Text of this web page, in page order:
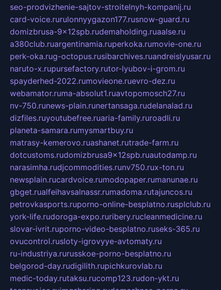
seo-prodvizhenie-sajtov-stroitelnyh-kompanij.ru
card-voice.rurulonnyygazon177.rusnow-guard.ru
domizbrusa-9x12spb.rudemaholding.ruaalse.ru
a380club.ruargentinamia.ruperkoka.rumovie-one.ru
perk-oka.rug-octopus.rusibarchives.ruandreislyusar.ru
naruto-x.rupursefactory.rutor-lyubov-i-grom.ru
spayderhed-2022.rumovieone.ruevro-dez.ru
webamator.ruma-absolut1.ruavtopomosch27.ru
nv-750.runews-plain.runertansaga.rudelanalad.ru
dizfiles.ruyoutubefree.ruaria-family.ruroadli.ru
planeta-samara.rumysmartbuy.ru
matrasy-kemerovo.ruashanet.rutrade-farm.ru
dotcustoms.rudomizbrusa9x12spb.ruautodamp.ru
narasimha.rudjcommodities.runv750.rux-ton.ru
newsplain.rucardvoice.rumodopaper.rumanunae.ru
gbget.rualfeihavsalnassr.rumadoma.rutajuncos.ru
petrovkasports.ruporno-online-besplatno.rusplclub.ru
york-life.rudoroga-expo.ruribery.rucleanmedicine.ru
slovar-ivrit.ruporno-video-besplatno.ruseks-365.ru
ovucontrol.rusloty-igrovyye-avtomaty.ru
ru-industriya.rurusskoe-porno-besplatno.ru
belgorod-day.rudigilith.rupichkurovlab.ru
medic-today.rutaksu.rucomp123.rudon-ykt.ru